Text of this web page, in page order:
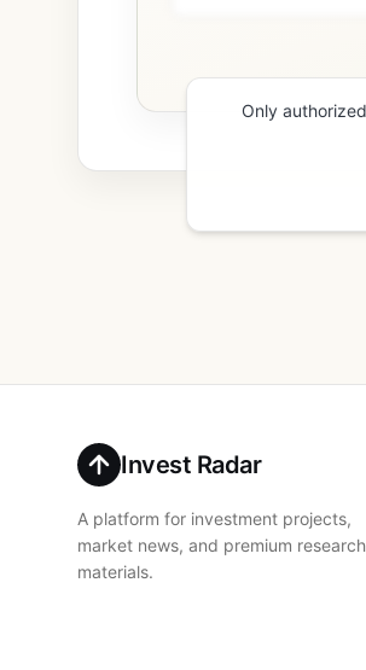
Only
Invest Radar
A platform for investment projects,
market news, and premium research
materials.